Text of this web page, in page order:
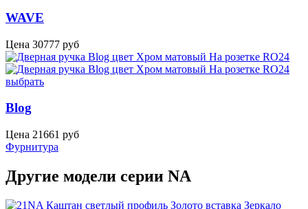
WAVE
Цена 30777 руб
выбрать
Blog
Цена 21661 руб
Фурнитура
Другие модели серии NA